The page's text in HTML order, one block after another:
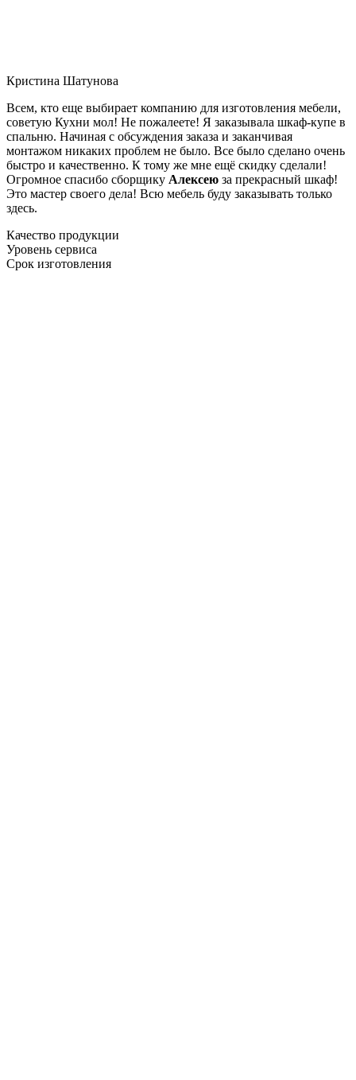
Кристина Шатунова
Всем, кто еще выбирает компанию для изготовления мебели,
советую Кухни мол! Не пожалеете! Я заказывала шкаф-купе в
спальню. Начиная с обсуждения заказа и заканчивая
монтажом никаких проблем не было. Все было сделано очень
быстро и качественно. К тому же мне ещё скидку сделали!
Огромное спасибо сборщику Алексею за прекрасный шкаф!
Это мастер своего дела! Всю мебель буду заказывать только
здесь.
Качество продукции
Уровень сервиса
Срок изготовления